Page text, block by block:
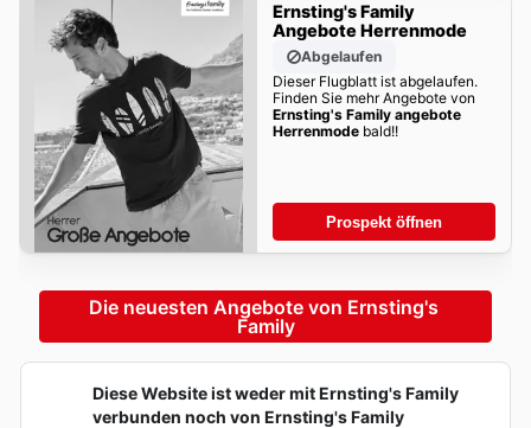
Ernsting's Family
Angebote Herrenmode
Abgelaufen
Dieser Flugblatt ist abgelaufen.
Finden Sie mehr Angebote von
Ernsting's Family angebote
Herrenmodebald!!
Prospekt öffnen
Die neuesten Angebote von Ernsting's
Family
Diese Website ist weder mit Ernsting's Family
verbunden noch von Ernsting's Family